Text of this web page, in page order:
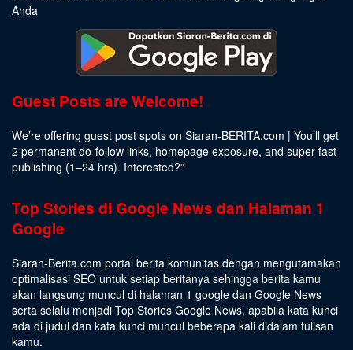
Anda
Guest Posts are Welcome!
We’re offering guest post spots on Siaran-BERITA.com | You’ll get
2 permanent do-follow links, homepage exposure, and super fast
publishing (1–24 hrs). Interested?”
Top Stories di Google News dan Halaman 1
Google
Siaran-Berita.com portal berita komunitas dengan mengutamakan
optimalisasi SEO untuk setiap beritanya sehingga berita kamu
akan langsung muncul di halaman 1 google dan Google News
serta selalu menjadi Top Stories Google News, apabila kata kunci
ada di judul dan kata kunci muncul beberapa kali didalam tulisan
kamu.